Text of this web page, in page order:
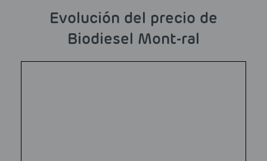
Evolución del precio de
Biodiesel Mont-ral